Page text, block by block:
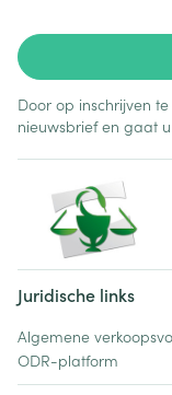
Door op inschrijven
nieuwsbrief en gaat
Juridische links
Algemene
ODR-platform